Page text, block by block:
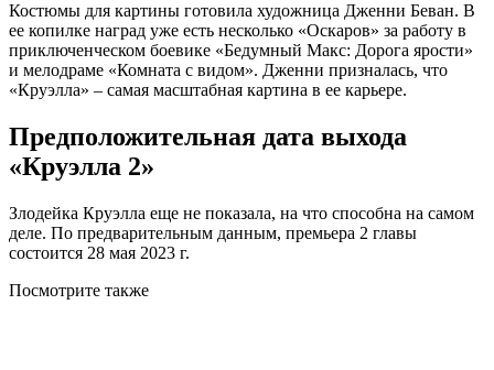
Костюмы для картины готовила художница Дженни Беван. В
ее копилке наград уже есть несколько «Оскаров» за работу в
приключенческом боевике «Бедумный Макс: Дорога ярости»
и мелодраме «Комната с видом». Дженни призналась, что
«Круэлла» – самая масштабная картина в ее карьере.
Предположительная дата выхода
«Круэлла 2»
Злодейка Круэлла еще не показала, на что способна на самом
деле. По предварительным данным, премьера 2 главы
состоится 28 мая 2023 г.
Посмотрите также